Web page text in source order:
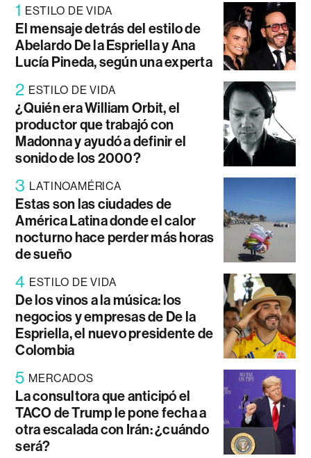
1 ESTILO DE VIDA
El mensaje detrás del estilo de
Abelardo De la Espriella y Ana
Lucía Pineda, según una experta
2 ESTILO DE VIDA
¿Quién era William Orbit, el
productor que trabajó con
Madonna y ayudó a definir el
sonido de los 2000?
3 LATINOAMÉRICA
Estas son las ciudades de
América Latina donde el calor
nocturno hace perder más horas
de sueño
4 ESTILO DE VIDA
De los vinos a la música: los
negocios y empresas de De la
Espriella, el nuevo presidente de
Colombia
5 MERCADOS
La consultora que anticipó el
TACO de Trump le pone fecha a
otra escalada con Irán: ¿cuándo
será?